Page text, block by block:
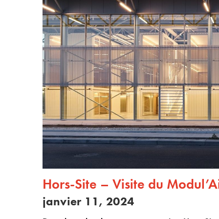
Hors-Site – Visite du
janvier 11, 2024